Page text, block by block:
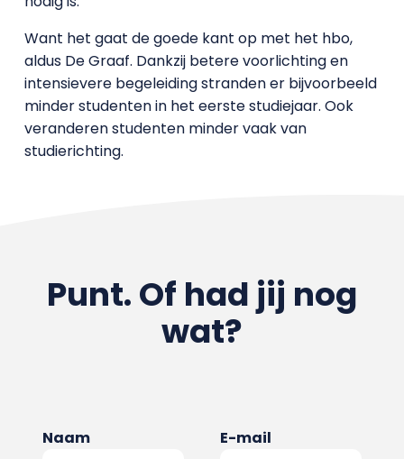
Want het gaat de goede kant op met het hbo,
aldus De Graaf. Dankzij betere voorlichting en
intensievere begeleiding stranden er bijvoorbeeld
minder studenten in het eerste studiejaar. Ook
veranderen studenten minder vaak van
studierichting.
Punt. Of had jij nog
wat?
Naam E-mail